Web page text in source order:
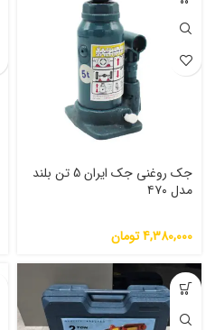
جک روغنی جک ایران 5 تن بلند
مدل ۴۷۰
4,380,000تومان